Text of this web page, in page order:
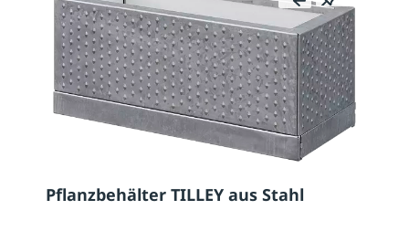
Pflanzbehälter TILLEY aus Stahl